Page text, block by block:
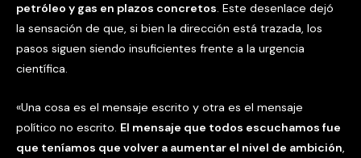
petróleo y gas en plazos concretos. Este desenlace dejó
la sensación de que, si bien la dirección está trazada, los
pasos siguen siendo insuficientes frente a la urgencia
científica.
«Una cosa es el mensaje escrito y otra es el mensaje
político no escrito. El mensaje que todos escuchamos fue
que teníamos que volver a aumentar el nivel de ambición,